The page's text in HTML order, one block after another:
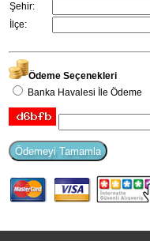
Şehir:
İlçe:
Ödeme Seçenekleri
Banka Havalesi İle Ödeme